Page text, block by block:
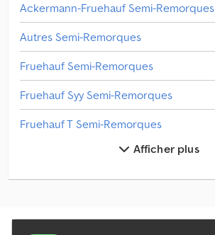
Ackermann-Fruehauf Semi-Remorques
Autres Semi-Remorques
Fruehauf Semi-Remorques
Fruehauf Syy Semi-Remorques
Fruehauf T Semi-Remorques
Gheysen & Verpoort Semi-Remorques
Kotschenreuther Semi-Remorques
Afficher plus